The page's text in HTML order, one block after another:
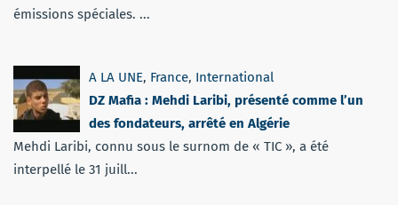
émissions spéciales. ...
A LA UNE, France, International
DZ Mafia : Mehdi Laribi, présenté comme l’un
des fondateurs, arrêté en Algérie
Mehdi Laribi, connu sous le surnom de « TIC », a été
interpellé le 31 juill...